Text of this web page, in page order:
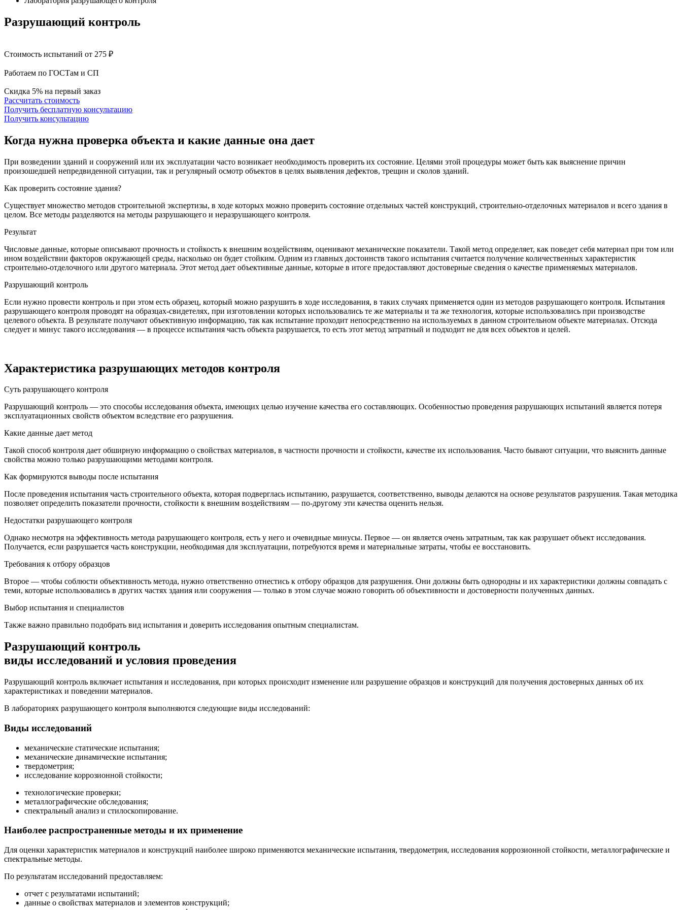
Разрушающий контроль
Стоимость испытаний от 275 ₽
Работаем по ГОСТам и СП
Скидка 5% на первый заказ
Рассчитать стоимость
Получить бесплатную консультацию
Получить консультацию
Когда нужна проверка объекта и какие данные она дает
При возведении зданий и сооружений или их эксплуатации часто возникает необходимость проверить их состояние. Целями этой процедуры может быть как выяснение причин
произошедшей непредвиденной ситуации, так и регулярный осмотр объектов в целях выявления дефектов, трещин и сколов зданий.
Как проверить состояние здания?
Существует множество методов строительной экспертизы, в ходе которых можно проверить состояние отдельных частей конструкций, строительно-отделочных материалов и всего здания в
целом. Все методы разделяются на методы разрушающего и неразрушающего контроля.
Результат
Числовые данные, которые описывают прочность и стойкость к внешним воздействиям, оценивают механические показатели. Такой метод определяет, как поведет себя материал при том или
ином воздействии факторов окружающей среды, насколько он будет стойким. Одним из главных достоинств такого испытания считается получение количественных характеристик
строительно-отделочного или другого материала. Этот метод дает объективные данные, которые в итоге предоставляют достоверные сведения о качестве применяемых материалов.
Разрушающий контроль
Если нужно провести контроль и при этом есть образец, который можно разрушить в ходе исследования, в таких случаях применяется один из методов разрушающего контроля. Испытания
разрушающего контроля проводят на образцах-свидетелях, при изготовлении которых использовались те же материалы и та же технология, которые использовались при производстве
целевого объекта. В результате получают объективную информацию, так как испытание проходит непосредственно на используемых в данном строительном объекте материалах. Отсюда
следует и минус такого исследования — в процессе испытания часть объекта разрушается, то есть этот метод затратный и подходит не для всех объектов и целей.
Характеристика разрушающих методов контроля
Суть разрушающего контроля
Разрушающий контроль — это способы исследования объекта, имеющих целью изучение качества его составляющих. Особенностью проведения разрушающих испытаний является потеря
эксплуатационных свойств объектом вследствие его разрушения.
Какие данные дает метод
Такой способ контроля дает обширную информацию о свойствах материалов, в частности прочности и стойкости, качестве их использования. Часто бывают ситуации, что выяснить данные
свойства можно только разрушающими методами контроля.
Как формируются выводы после испытания
После проведения испытания часть строительного объекта, которая подверглась испытанию, разрушается, соответственно, выводы делаются на основе результатов разрушения. Такая методика
позволяет определить показатели прочности, стойкости к внешним воздействиям — по-другому эти качества оценить нельзя.
Недостатки разрушающего контроля
Однако несмотря на эффективность метода разрушающего контроля, есть у него и очевидные минусы. Первое — он является очень затратным, так как разрушает объект исследования.
Получается, если разрушается часть конструкции, необходимая для эксплуатации, потребуются время и материальные затраты, чтобы ее восстановить.
Требования к отбору образцов
Второе — чтобы соблюсти объективность метода, нужно ответственно отнестись к отбору образцов для разрушения. Они должны быть однородны и их характеристики должны совпадать с
теми, которые использовались в других частях здания или сооружения — только в этом случае можно говорить об объективности и достоверности полученных данных.
Выбор испытания и специалистов
Также важно правильно подобрать вид испытания и доверить исследования опытным специалистам.
Разрушающий контроль
виды исследований и условия проведения
Разрушающий контроль включает испытания и исследования, при которых происходит изменение или разрушение образцов и конструкций для получения достоверных данных об их
характеристиках и поведении материалов.
В лабораториях разрушающего контроля выполняются следующие виды исследований:
Виды исследований
механические статические испытания;
механические динамические испытания;
твердометрия;
исследование коррозионной стойкости;
технологические проверки;
металлографические обследования;
спектральный анализ и стилоскопирование.
Наиболее распространенные методы и их применение
Для оценки характеристик материалов и конструкций наиболее широко применяются механические испытания, твердометрия, исследования коррозионной стойкости, металлографические и
спектральные методы.
По результатам исследований предоставляем:
отчет с результатами испытаний;
данные о свойствах материалов и элементов конструкций;